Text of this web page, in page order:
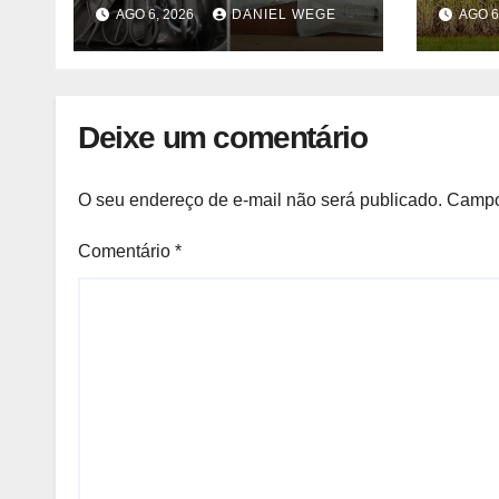
Campinas superam
2025
AGO 6, 2026 DANIEL WEGE AGO
Deixe um comentário
O seu endereço de e-mail não será publicado.
Comentário *